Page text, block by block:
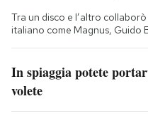
Tra un disco e l’altro
italiano come Magnus, Guido
In spiaggia potete
volete